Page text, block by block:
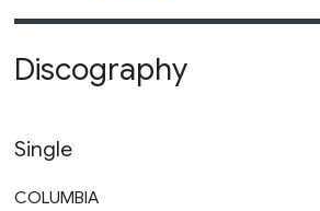
Discography
Single
COLUMBIA